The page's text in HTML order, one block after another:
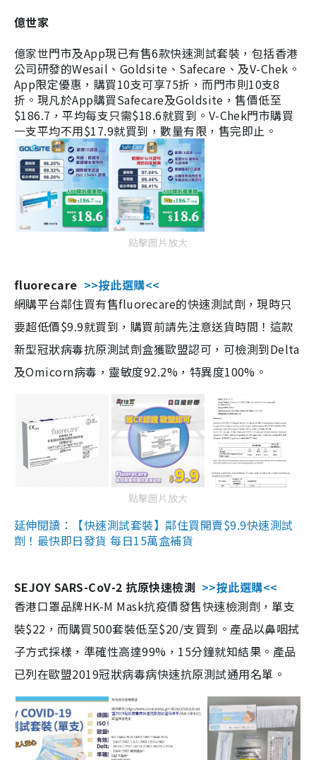
億世家
億家世門市及App現已有售6款快速測試套裝，包括香港
公司研發的Wesail、Goldsite、Safecare、及V-Chek。
App限定優惠，購買10支可享75折，而門市則10支8
折。現凡於App購買Safecare及Goldsite，售價低至
$186.7，平均每支只需$18.6就買到。V-Chek門市購買
一支平均不用$17.9就買到，數量有限，售完即止。
點擊圖片放大
fluorecare >>按此選購<<
網購平台鄰住買有售fluorecare的快速測試劑，現時只
要超低價$9.9就買到，購買前請先注意送貨時間！這款
新型冠狀病毒抗原測試劑盒獲歐盟認可，可檢測到Delta
及Omicorn病毒，靈敏度92.2%，特異度100%。
點擊圖片放大
延伸閱讀：【快速測試套裝】鄰住買開賣$9.9快速測試
劑！最快即日發貨 每日15萬盒補貨
SEJOY SARS-CoV-2 抗原快速檢測 >>按此選購<<
香港口罩品牌HK-M Mask抗疫價發售快速檢測劑，單支
裝$22，而購買500套裝低至$20/支買到。產品以鼻咽拭
子方式採樣，準確性高達99%，15分鐘就知結果。產品
已列在歐盟2019冠狀病毒病快速抗原測試通用名單。